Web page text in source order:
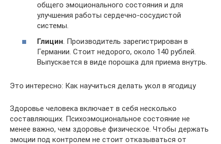
общего эмоционального состояния и для
улучшения работы сердечно-сосудистой
системы.
Глицин. Производитель зарегистрирован в
Германии. Стоит недорого, около 140 рублей.
Выпускается в виде порошка для приема внутрь.
Это интересно: Как научиться делать укол в ягодицу
Здоровье человека включает в себя несколько
составляющих. Психоэмоциональное состояние не
менее важно, чем здоровье физическое. Чтобы держать
эмоции под контролем не стоит отказываться от